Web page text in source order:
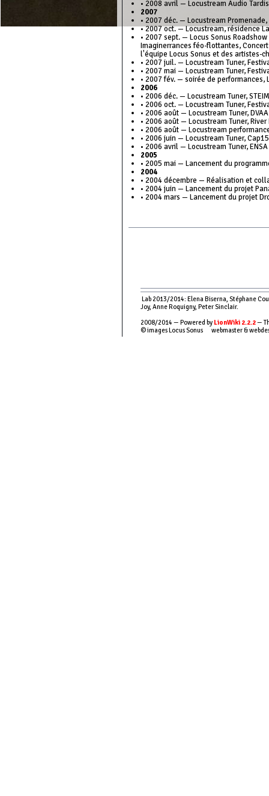
• 2008 avril — Locustream Audio
2007
• 2007 déc. — Locustream
• 2007 oct. — Locustream, résidence
• 2007 sept. — Locus Sonus
Imaginerrances féo-flottantes,
l'équipe Locus Sonus et des artistes-
• 2007 juil. — Locustream Tuner,
• 2007 mai — Locustream Tuner,
• 2007 fév. — soirée de
2006
• 2006 déc. — Locustream Tuner,
• 2006 oct. — Locustream Tuner,
• 2006 août — Locustream Tuner,
• 2006 août — Locustream Tuner, River
• 2006 août — Locustream
• 2006 juin — Locustream Tuner,
• 2006 avril — Locustream Tuner,
2005
• 2005 mai — Lancement du
2004
• 2004 décembre — Réalisation et
• 2004 juin — Lancement du projet
• 2004 mars — Lancement du projet
Lab 2013/2014: Elena Biserna, Stéphane
Joy, Anne Roquigny, Peter Sinclair.
2008/2014 — Powered by LionWiki 2.2.2—
© images Locus Sonus webmaster &